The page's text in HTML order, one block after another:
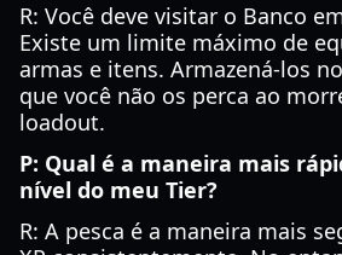
R: Você deve visitar o Banco
Existe um limite máximo de
armas e itens. Armazená-los
que você não os perca ao
loadout.
P: Qual é a maneira mais
nível do meu Tier?
R: A pesca é a maneira mais